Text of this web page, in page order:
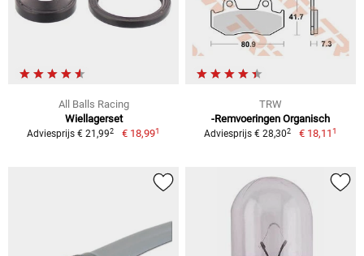
All Balls Racing
Wiellagerset
Adviesprijs € 21,992 € 18,991
TRW
-Remvoeringen Organisch
Adviesprijs € 28,302 € 18,111